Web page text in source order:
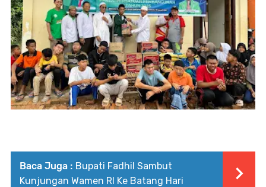
Baca Juga : Bupati Fadhil Sambut
Kunjungan Wamen RI Ke Batang Hari